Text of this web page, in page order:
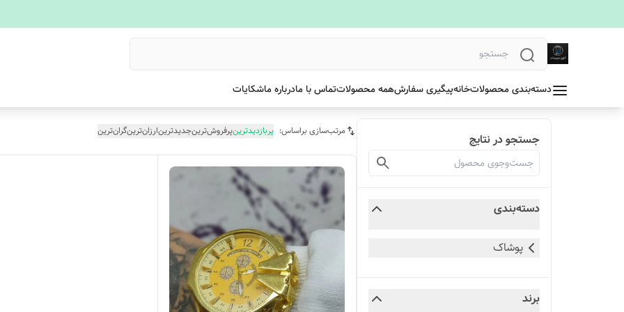
دسته‌بندی محصولاتخانهپیگیری سفارشهمه محصولاتتماس با مادرباره ماشکایات
جستجو در نتایج
دسته‌بندی
پوشاک
برند
مرتب‌سازی براساس: پربازدیدترینپرفروش‌ترینجدیدترینارزان‌ترینگران‌ترین